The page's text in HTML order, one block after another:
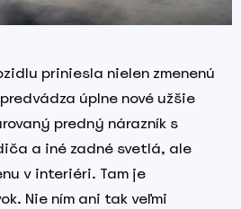
priniesla nielen zmenenú
úplne nové užšie
predný nárazník s
a iné zadné svetlá, ale
v interiéri. Tam je
Nie ním ani tak veľmi